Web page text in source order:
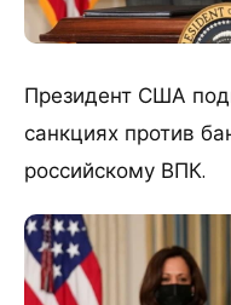
Президент США
санкциях против
российскому ВПК.